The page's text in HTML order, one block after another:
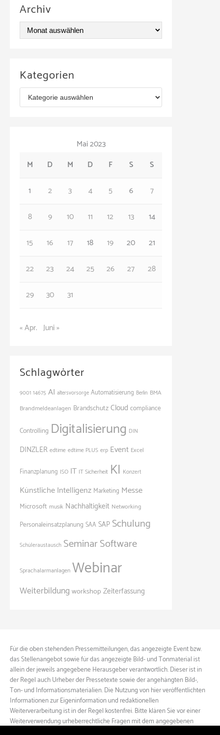
Archiv
hKategorien
Mai 2023
M
D M D F S
S
1
2 3 4 5 6
7
8
9 10 11 12 13
14
15
16 17 18 19 20
21
22
23 24 25 26 27
28
29
30 31
« Apr. Juni »
Schlagwörter
9001 14675 AI altersvorsorge Automatisierung Berlin BMA
Brandmeldeanlagen BrandschutzCloud compliance
Controlling Digitalisierung DIN
DINZLER edtime edtime PLUS erp Event Excel
Finanzplanung ISO IT IT Sicherheit KI Konzert
Künstliche Intelligenz Marketing Messe
Microsoft musik Nachhaltigkeit Networking
Personaleinsatzplanung SAASAP Schulung
Schüleraustausch SeminarSoftware
Sprachalarmanlagen Webinar
Weiterbildung workshop Zeiterfassung
Für die oben stehenden Pressemitteilungen, das angezeigte Event bzw.
das Stellenangebot sowie für das angezeigte Bild- und Tonmaterial ist
allein der jeweils angegebene Herausgeber verantwortlich. Dieser ist in
der Regel auch Urheber der Pressetexte sowie der angehängten Bild-,
Ton- und Informationsmaterialien. Die Nutzung von hier veröffentlichten
Informationen zur Eigeninformation und redaktionellen
Weiterverarbeitung ist in der Regel kostenfrei. Bitte klären Sie vor einer
Weiterverwendung urheberrechtliche Fragen mit dem angegebenen